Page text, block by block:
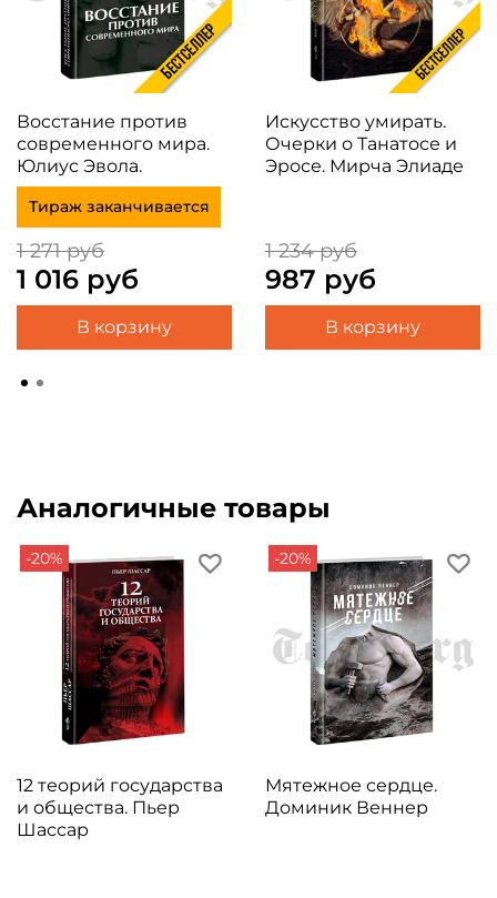
Восстание против
современного мира.
Юлиус Эвола.
Тираж заканчивается
1 271 руб
1 016 руб
В корзину
Искусство умирать.
Очерки о Танатосе и
Эросе. Мирча Элиаде
1 234 руб
987 руб
В корзину
Аналогичные товары
-20%
12 теорий государства
и общества. Пьер
Шассар
-20%
Мятежное сердце.
Доминик Веннер